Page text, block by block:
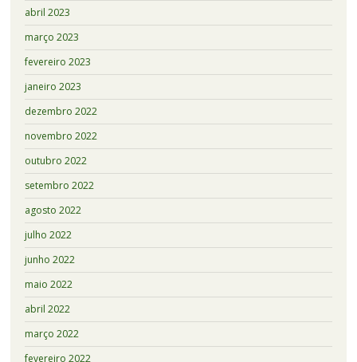
abril 2023
março 2023
fevereiro 2023
janeiro 2023
dezembro 2022
novembro 2022
outubro 2022
setembro 2022
agosto 2022
julho 2022
junho 2022
maio 2022
abril 2022
março 2022
fevereiro 2022